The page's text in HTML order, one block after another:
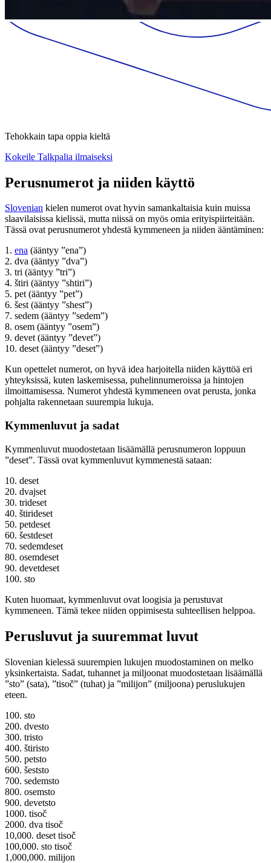
Tehokkain tapa oppia kieltä
Kokeile Talkpalia ilmaiseksi
Perusnumerot ja niiden käyttö
Slovenian kielen numerot ovat hyvin samankaltaisia kuin muissa
slaavilaisissa kielissä, mutta niissä on myös omia erityispiirteitään.
Tässä ovat perusnumerot yhdestä kymmeneen ja niiden ääntäminen:
1. ena (ääntyy ”ena”)
2. dva (ääntyy ”dva”)
3. tri (ääntyy ”tri”)
4. štiri (ääntyy ”shtiri”)
5. pet (ääntyy ”pet”)
6. šest (ääntyy ”shest”)
7. sedem (ääntyy ”sedem”)
8. osem (ääntyy ”osem”)
9. devet (ääntyy ”devet”)
10. deset (ääntyy ”deset”)
Kun opettelet numerot, on hyvä idea harjoitella niiden käyttöä eri
yhteyksissä, kuten laskemisessa, puhelinnumeroissa ja hintojen
ilmoittamisessa. Numerot yhdestä kymmeneen ovat perusta, jonka
pohjalta rakennetaan suurempia lukuja.
Kymmenluvut ja sadat
Kymmenluvut muodostetaan lisäämällä perusnumeron loppuun
”deset”. Tässä ovat kymmenluvut kymmenestä sataan:
10. deset
20. dvajset
30. trideset
40. štirideset
50. petdeset
60. šestdeset
70. sedemdeset
80. osemdeset
90. devetdeset
100. sto
Kuten huomaat, kymmenluvut ovat loogisia ja perustuvat
kymmeneen. Tämä tekee niiden oppimisesta suhteellisen helppoa.
Perusluvut ja suuremmat luvut
Slovenian kielessä suurempien lukujen muodostaminen on melko
yksinkertaista. Sadat, tuhannet ja miljoonat muodostetaan lisäämällä
”sto” (sata), ”tisoč” (tuhat) ja ”milijon” (miljoona) peruslukujen
eteen.
100. sto
200. dvesto
300. tristo
400. štiristo
500. petsto
600. šeststo
700. sedemsto
800. osemsto
900. devetsto
1000. tisoč
2000. dva tisoč
10,000. deset tisoč
100,000. sto tisoč
1,000,000. milijon